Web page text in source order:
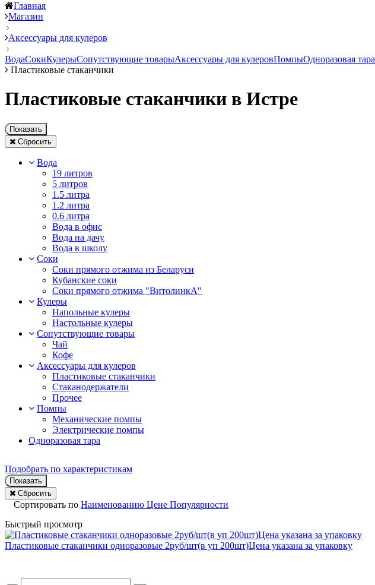
Главная
Магазин
Аксессуары для кулеров
ВодаСокиКулерыСопутствующие товарыАксессуары для кулеровПомпыОдноразовая тара
Пластиковые стаканчики
Пластиковые стаканчики в Истре
Показать
Сбросить
Вода
19 литров
5 литров
1.5 литра
1.2 литра
0.6 литра
Вода в офис
Вода на дачу
Вода в школу
Соки
Соки прямого отжима из Беларуси
Кубанские соки
Соки прямого отжима "ВитолинкА"
Кулеры
Напольные кулеры
Настольные кулеры
Сопутствующие товары
Чай
Кофе
Аксессуары для кулеров
Пластиковые стаканчики
Стаканодержатели
Прочее
Помпы
Механические помпы
Электрические помпы
Одноразовая тара
Подобрать по характеристикам
Показать
Сбросить
Сортировать по Наименованию Цене Популярности
Быстрый просмотр
Пластиковые стаканчики одноразовые 2руб/шт(в уп 200шт)Цена указана за упаковку